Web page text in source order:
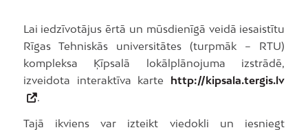
Lai iedzīvotājus ērtā un mūsdienīgā veidā iesaistītu
Rīgas Tehniskās universitātes (turpmāk – RTU)
kompleksa Ķīpsalā lokālplānojuma izstrādē,
izveidota interaktīva karte http://kipsala.tergis.lv
.
Tajā ikviens var izteikt viedokli un iesniegt